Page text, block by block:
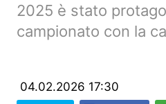
2025 è stato
campionato con la
04.02.2026 17:30